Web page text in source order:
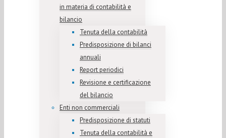
in materia di contabilità e
bilancio
Tenuta della contabilità
Predisposizione di bilanci
annuali
Report periodici
Revisione e certificazione
del bilancio
Enti non commerciali
Predisposizione di statuti
Tenuta della contabilità e